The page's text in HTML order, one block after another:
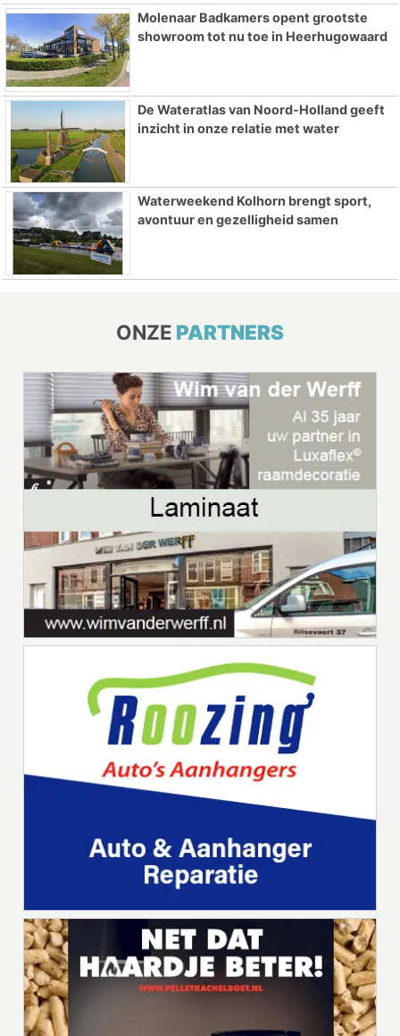
Molenaar Badkamers opent grootste
showroom tot nu toe in Heerhugowaard
De Wateratlas van Noord-Holland geeft
inzicht in onze relatie met water
Waterweekend Kolhorn brengt sport,
avontuur en gezelligheid samen
ONZE PARTNERS